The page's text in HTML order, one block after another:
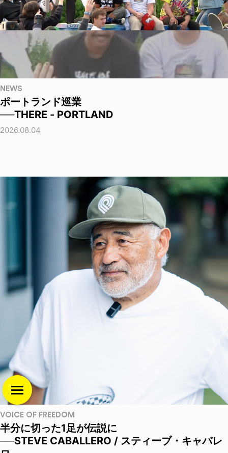
NEWS
ポートランド巡業
──THERE - PORTLAND
2026.08.04
VOICE OF FREEDOM
半分に切った1足が伝説に
──STEVE CABALLERO / スティーブ・キャバレ